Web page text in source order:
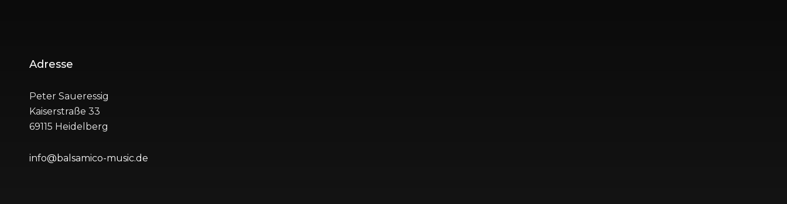
Adresse
Peter Saueressig
Kaiserstraße 33
69115 Heidelberg
info@balsamico-music.de